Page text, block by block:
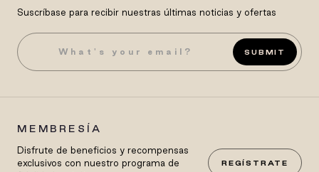
Suscríbase para recibir nuestras últimas noticias y ofertas
SUBMIT
MEMBRESÍA
Disfrute de beneficios y recompensas
exclusivos con nuestro programa de
REGÍSTRATE